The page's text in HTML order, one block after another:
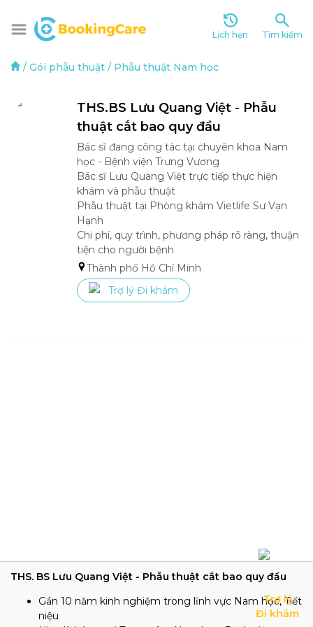
Lịch hẹn Tìm kiếm
/ Gói phẫu thuật / Phẫu thuật Nam học
THS.BS Lưu Quang Việt - Phẫu
thuật cắt bao quy đầu
Bác sĩ đang công tác tại chuyên khoa Nam
học - Bệnh viện Trưng Vương
Bác sĩ Lưu Quang Việt trực tiếp thực hiện
khám và phẫu thuật
Phẫu thuật tại Phòng khám Vietlife Sư Vạn
Hạnh
Chi phí, quy trình, phương pháp rõ ràng, thuận
tiện cho người bệnh
Thành phố Hồ Chí Minh
Trợ lý Đi khám
THS. BS Lưu Quang Việt - Phẫu thuật cắt bao quy đầu
Gần 10 năm kinh nghiệm trong lĩnh vực Nam học, Tiết
niệu
Trợ lý
Đi khám